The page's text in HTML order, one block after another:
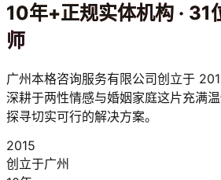
10年+正规实体机构 · 31
师
广州本格咨询服务有限公司创立于
深耕于两性情感与婚姻家庭这片充满
探寻切实可行的解决方案。
2015
创立于广州